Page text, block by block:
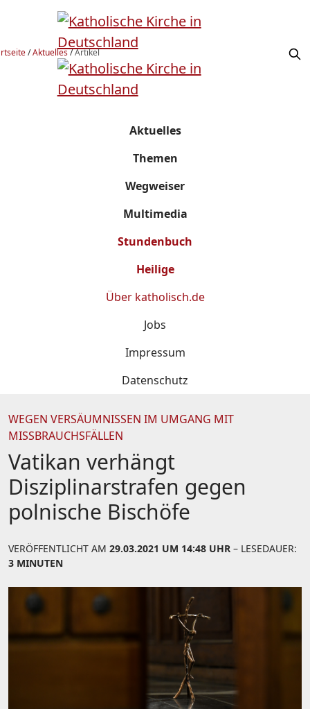
/Aktuelles/Artikel
Aktuelles
Themen
Wegweiser
Multimedia
Stundenbuch
Heilige
Über katholisch.de
Jobs
Impressum
Datenschutz
WEGEN VERSÄUMNISSEN IM UMGANG MIT
MISSBRAUCHSFÄLLEN
Vatikan verhängt
Disziplinarstrafen gegen
polnische Bischöfe
VERÖFFENTLICHT AM 29.03.2021 UM 14:48 UHR – LESEDAUER:
3 MINUTEN